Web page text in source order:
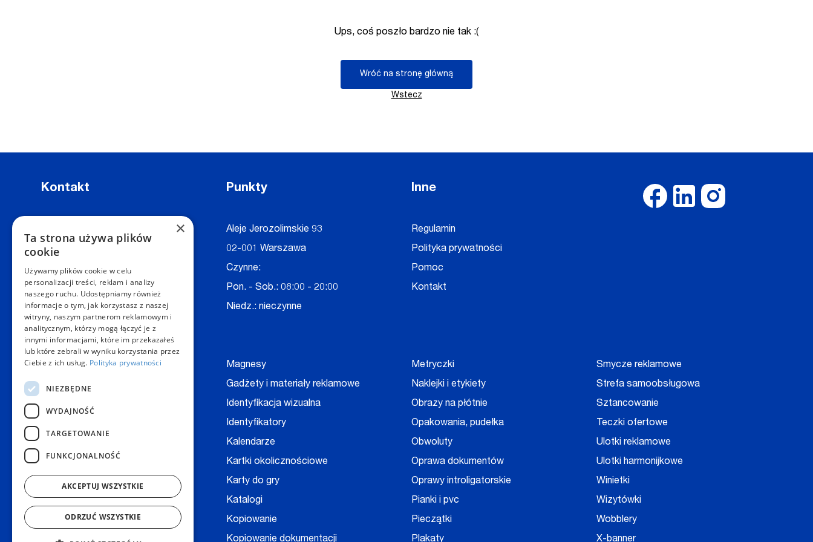
Ups, coś poszło bardzo nie tak :(
Wróć na stronę główną
Wstecz
Kontakt
Dział Obsługi Klienta Warszawa
Czynne: NON-STOP
Telefon:+48 22 628 62 52
E-mail:kontakt@copygeneral.pl
Punkty
Aleje Jerozolimskie 93
02-001 Warszawa
Czynne:
Pon. - Sob.: 08:00 - 20:00
Niedz.: nieczynne
Inne
Regulamin
Polityka prywatności
Pomoc
Kontakt
Nasze produkty
Backlight
Bilety, wejściówki
Broszury
Druk książek
Druk na folii
Druk na kopertach
Druk techniczny - CAD
Magnesy
Gadżety i materiały reklamowe
Identyfikacja wizualna
Identyfikatory
Kalendarze
Kartki okolicznościowe
Karty do gry
Katalogi
Kopiowanie
Kopiowanie dokumentacji
Metryczki
Naklejki i etykiety
Obrazy na płótnie
Opakowania, pudełka
Obwoluty
Oprawa dokumentów
Oprawy introligatorskie
Pianki i pvc
Pieczątki
Plakaty
Smycze reklamowe
Strefa samoobsługowa
Sztancowanie
Teczki ofertowe
Ulotki reklamowe
Ulotki harmonijkowe
Winietki
Wizytówki
Wobblery
X-banner
×
Ta strona używa plików
cookie
Używamy plików cookie w celu
personalizacji treści, reklam i analizy
naszego ruchu. Udostępniamy również
informacje o tym, jak korzystasz z naszej
witryny, naszym partnerom reklamowym i
analitycznym, którzy mogą łączyć je z
innymi informacjami, które im przekazałeś
lub które zebrali w wyniku korzystania przez
Ciebie z ich usług. Polityka prywatności
NIEZBĘDNE
WYDAJNOŚĆ
TARGETOWANIE
FUNKCJONALNOŚĆ
AKCEPTUJ WSZYSTKIE
ODRZUĆ WSZYSTKIE